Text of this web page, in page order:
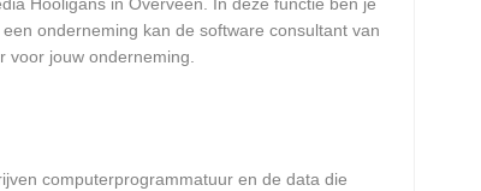
onderneming kan de software consultant van
jouw onderneming.
computerprogrammatuur en de data die